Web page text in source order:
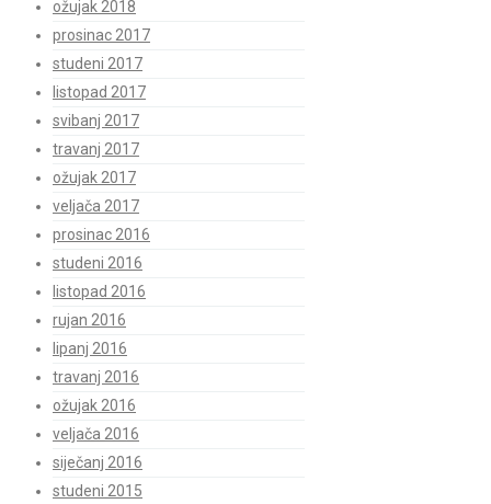
ožujak 2018
prosinac 2017
studeni 2017
listopad 2017
svibanj 2017
travanj 2017
ožujak 2017
veljača 2017
prosinac 2016
studeni 2016
listopad 2016
rujan 2016
lipanj 2016
travanj 2016
ožujak 2016
veljača 2016
siječanj 2016
studeni 2015